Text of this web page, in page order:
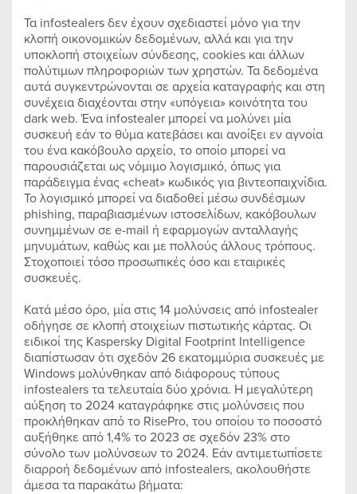
Τα infostealers δεν έχουν σχεδιαστεί μόνο για την
κλοπή οικονομικών δεδομένων, αλλά και για την
υποκλοπή στοιχείων σύνδεσης, cookies και άλλων
πολύτιμων πληροφοριών των χρηστών. Τα δεδομένα
αυτά συγκεντρώνονται σε αρχεία καταγραφής και στη
συνέχεια διαχέονται στην «υπόγεια» κοινότητα του
dark web. Ένα infostealer μπορεί να μολύνει μία
συσκευή εάν το θύμα κατεβάσει και ανοίξει εν αγνοία
του ένα κακόβουλο αρχείο, το οποίο μπορεί να
παρουσιάζεται ως νόμιμο λογισμικό, όπως για
παράδειγμα ένας «cheat» κωδικός για βιντεοπαιχνίδια.
Το λογισμικό μπορεί να διαδοθεί μέσω συνδέσμων
phishing, παραβιασμένων ιστοσελίδων, κακόβουλων
συνημμένων σε e-mail ή εφαρμογών ανταλλαγής
μηνυμάτων, καθώς και με πολλούς άλλους τρόπους.
Στοχοποιεί τόσο προσωπικές όσο και εταιρικές
συσκευές.
Κατά μέσο όρο, μία στις 14 μολύνσεις από infostealer
οδήγησε σε κλοπή στοιχείων πιστωτικής κάρτας. Οι
ειδικοί της Kaspersky Digital Footprint Intelligence
διαπίστωσαν ότι σχεδόν 26 εκατομμύρια συσκευές με
Windows μολύνθηκαν από διάφορους τύπους
infostealers τα τελευταία δύο χρόνια. Η μεγαλύτερη
αύξηση το 2024 καταγράφηκε στις μολύνσεις που
προκλήθηκαν από το RisePro, του οποίου το ποσοστό
αυξήθηκε από 1,4% το 2023 σε σχεδόν 23% στο
σύνολο των μολύνσεων το 2024. Εάν αντιμετωπίσετε
διαρροή δεδομένων από infostealers, ακολουθήστε
άμεσα τα παρακάτω βήματα: